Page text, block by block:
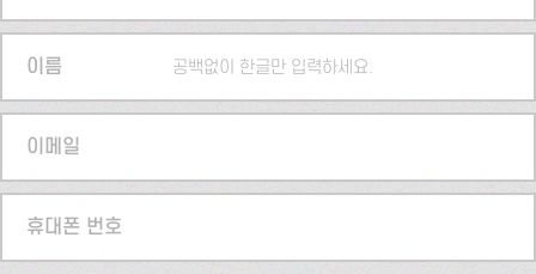
이름 공백없이 한글만 입력하세요.
이메일
휴대폰 번호